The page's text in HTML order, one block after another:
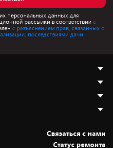
персональных данных для
рассылки в соответствии с
с разъяснением прав, связанных с
последствиями дачи
Cвязаться с нами
Статус ремонта